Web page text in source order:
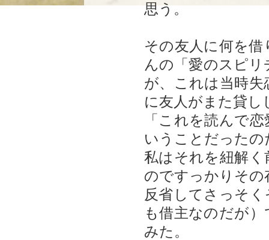
思う。
その友人に何を
んの「愛のスピ
が、これは当時
に友人がまた貸
「これを読んで
いうことだった
私はそれを紐解
のですっかりその
反省してさっそ
も借主なのだが
みた。